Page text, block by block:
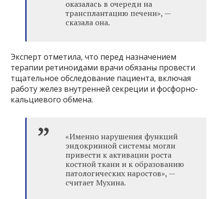
оказалась в очереди на
трансплантацию печени», —
сказала она.
Эксперт отметила, что перед назначением
терапии ретиноидами врачи обязаны провести
тщательное обследование пациента, включая
работу желез внутренней секреции и фосфорно-
кальциевого обмена.
«Именно нарушения функций
эндокринной системы могли
привести к активации роста
костной ткани и к образованию
патологических наростов», —
считает Мухина.